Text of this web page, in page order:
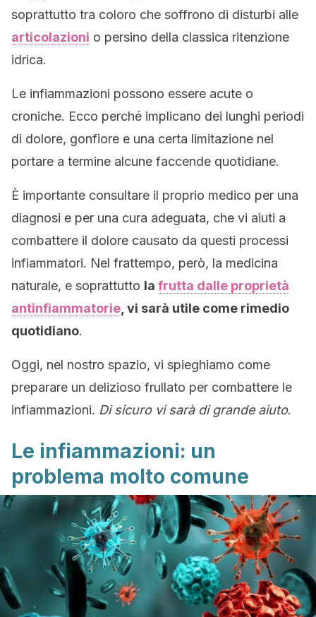
soprattutto tra coloro che soffrono di disturbi alle
articolazioni o persino della classica ritenzione
idrica.
Le infiammazioni possono essere acute o
croniche. Ecco perché implicano dei lunghi periodi
di dolore, gonfiore e una certa limitazione nel
portare a termine alcune faccende quotidiane.
È importante consultare il proprio medico per una
diagnosi e per una cura adeguata, che vi aiuti a
combattere il dolore causato da questi processi
infiammatori. Nel frattempo, però, la medicina
naturale, e soprattutto la frutta dalle proprietà
antinfiammatorie , vi sarà utile come rimedio
quotidiano.
Oggi, nel nostro spazio, vi spieghiamo come
preparare un delizioso frullato per combattere le
infiammazioni. Di sicuro vi sarà di grande aiuto.
Le infiammazioni: un
problema molto comune